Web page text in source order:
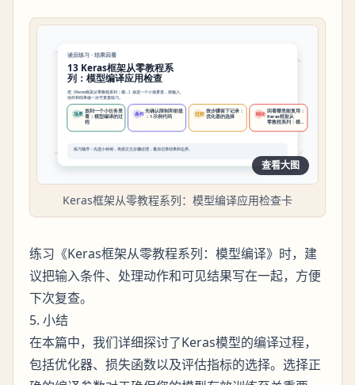
查看大图
Keras框架从零教程系列：模型编译应用检查卡
练习《Keras框架从零教程系列：模型编译》时，建
议把输入条件、处理动作和可见结果写在一起，方便
下次复查。
5. 小结
在本篇中，我们详细探讨了Keras模型的编译过程，
包括优化器、损失函数以及评估指标的选择。选择正